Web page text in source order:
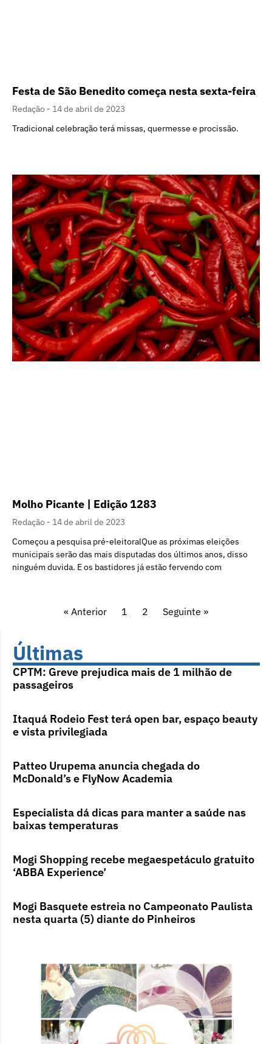
Festa de São Benedito começa nesta sexta-feira
Redação
14 de abril de 2023
Tradicional celebração terá missas, quermesse e procissão.
Molho Picante | Edição 1283
Redação
14 de abril de 2023
Começou a pesquisa pré-eleitoralQue as próximas eleições
municipais serão das mais disputadas dos últimos anos, disso
ninguém duvida. E os bastidores já estão fervendo com
« Anterior 1 2 Seguinte »
Últimas
CPTM: Greve prejudica mais de 1 milhão de
passageiros
Itaquá Rodeio Fest terá open bar, espaço beauty
e vista privilegiada
Patteo Urupema anuncia chegada do
McDonald’s e FlyNow Academia
Especialista dá dicas para manter a saúde nas
baixas temperaturas
Mogi Shopping recebe megaespetáculo gratuito
‘ABBA Experience’
Mogi Basquete estreia no Campeonato Paulista
nesta quarta (5) diante do Pinheiros